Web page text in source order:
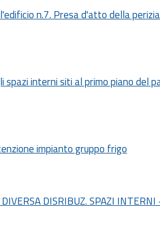
n.7. Presa d'atto della
spazi interni siti al primo piano
impianto gruppo frigo
DISRIBUZ. SPAZI INTERNI